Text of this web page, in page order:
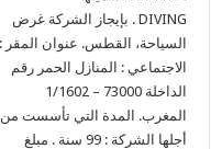
بإيجاز الشركة غرض . DIVING
: السياحة، القطس. عنوان المقر
الاجتماعي : المنازل الحمر رقم
1/1602 – 73000 الداخلة
المغرب. المدة التي تأسست من
أجلها الشركة : 99 سنة . مبلغ